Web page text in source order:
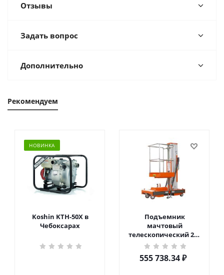
Отзывы
Задать вопрос
Дополнительно
Рекомендуем
НОВИНКА
Koshin KTH-50X в
Чебоксарах
Подъемник
мачтовый
телескопический 200
кг 6 м TOR GTWY6-200S
DC 2-мачтовый
(автономный) (G) в
555 738.34₽